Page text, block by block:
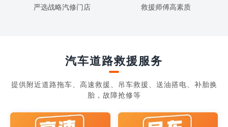
严选战略汽修门店 救援师傅高素质
汽车道路救援服务
提供附近道路拖车、高速救援、吊车救援、送油搭电、补胎换
胎，故障抢修等